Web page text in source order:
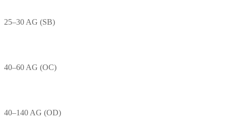
25–30 AG (SB)
40–60 AG (OC)
40–140 AG (OD)